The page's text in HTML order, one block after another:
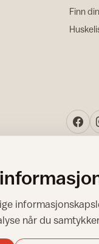
Finn
når du